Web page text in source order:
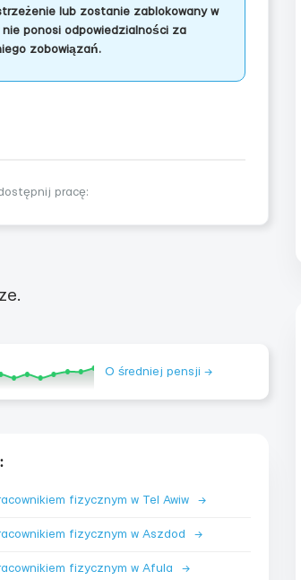
lub zostanie zablokowany w
ponosi odpowiedzialności za
zobowiązań.
pracę:
O średniej pensji →
fizycznym w Tel Awiw →
fizycznym w Aszdod →
fizycznym w Afula →